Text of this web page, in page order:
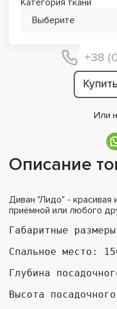
Выберите
Или
Описание
Диван "Лидо" - красивая
приёмной или любого
Габаритные
Спальное место:
Глубина
Высота